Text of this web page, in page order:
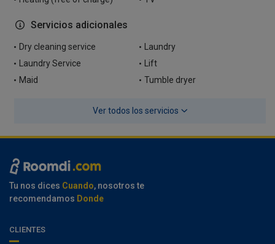
Servicios adicionales
Dry cleaning service
Laundry
Laundry Service
Lift
Maid
Tumble dryer
Ver todos los servicios
Tu nos dices Cuando, nosotros te
recomendamos Donde
CLIENTES